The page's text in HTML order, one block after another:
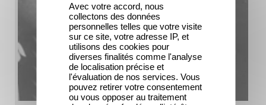
Avec votre accord, nous
collectons des données
personnelles telles que votre visite
sur ce site, votre adresse IP, et
utilisons des cookies pour
diverses finalités comme l'analyse
de localisation précise et
l'évaluation de nos services. Vous
pouvez retirer votre consentement
ou vous opposer au traitement